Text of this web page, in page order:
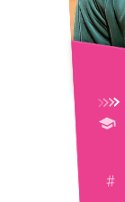
#